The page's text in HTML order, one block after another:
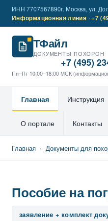
ИНН 7707567890г. Москва, ул.
Информационная линия · +7
ТФайл
ДОКУМЕНТЫ ПОХОРОН
+7 (495)
Пн–Пт 10:00–18:00 МСК
Главная Инструкция
О портале Контакты
Главная › Документы для
Пособие на
заявление + комплект